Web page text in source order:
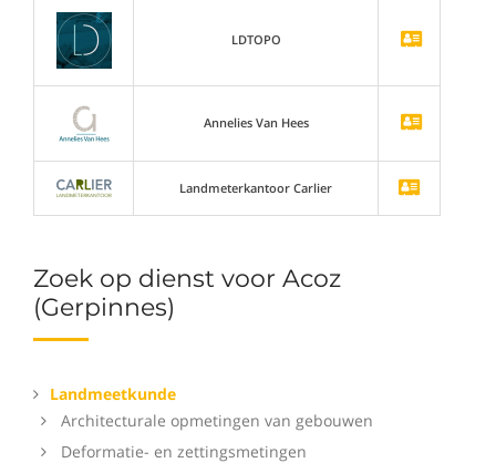
Zoek op dienst voor Acoz
(Gerpinnes)
Landmeetkunde
Architecturale opmetingen van gebouwen
Deformatie- en zettingsmetingen
LDTOPO
Annelies Van Hees
Landmeterkantoor Carlier